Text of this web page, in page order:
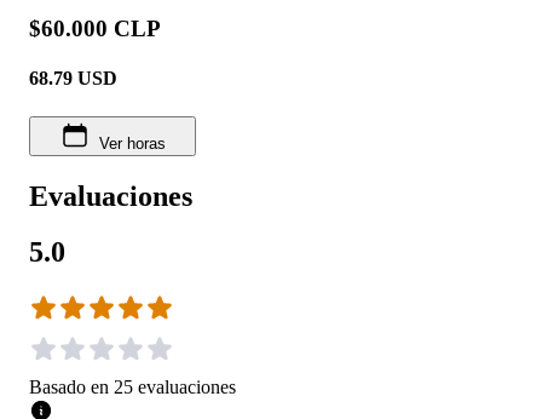
$60.000 CLP
68.79 USD
Ver horas
Evaluaciones
5.0
Basado en 25 evaluaciones